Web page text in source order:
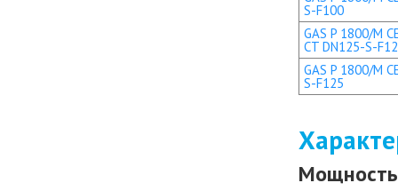
S-F100
GAS P 1800/M
CT DN125-S-
GAS P 1800/M
S-F125
Мощность